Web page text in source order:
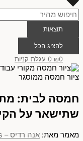
תוצאות
להציג הכל
₪0
0 עגלת קניות
חמסה לבית:
שתישאר על
מאמר מאת: אנה רדיס – Anna Radis | אמנות ישראלית